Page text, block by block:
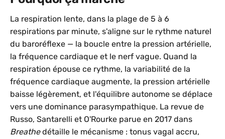
La respiration lente, dans la plage de 5 à 6
respirations par minute, s'aligne sur le rythme naturel
du baroréflexe — la boucle entre la pression artérielle,
la fréquence cardiaque et le nerf vague. Quand la
respiration épouse ce rythme, la variabilité de la
fréquence cardiaque augmente, la pression artérielle
baisse légèrement, et l'équilibre autonome se déplace
vers une dominance parasympathique. La revue de
Russo, Santarelli et O'Rourke parue en 2017 dans
Breathedétaille le mécanisme : tonus vagal accru,